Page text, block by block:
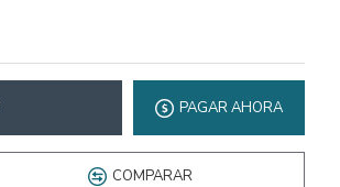
PAGAR AHORA
COMPARAR